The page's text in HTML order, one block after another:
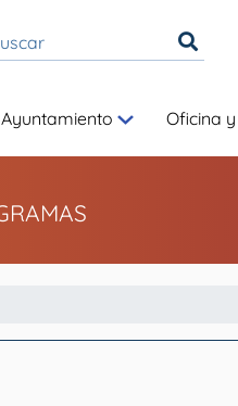
Ayuntamiento Oficina